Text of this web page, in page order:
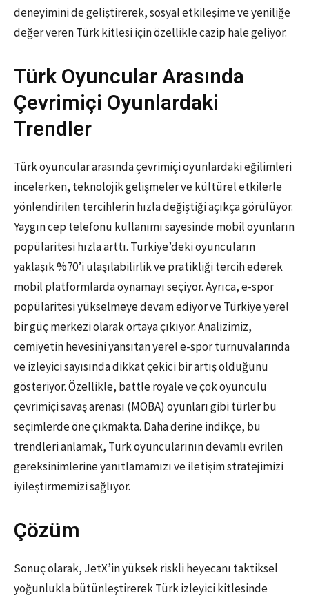
deneyimini de geliştirerek, sosyal etkileşime ve yeniliğe
değer veren Türk kitlesi için özellikle cazip hale geliyor.
Türk Oyuncular Arasında
Çevrimiçi Oyunlardaki
Trendler
Türk oyuncular arasında çevrimiçi oyunlardaki eğilimleri
incelerken, teknolojik gelişmeler ve kültürel etkilerle
yönlendirilen tercihlerin hızla değiştiği açıkça görülüyor.
Yaygın cep telefonu kullanımı sayesinde mobil oyunların
popülaritesi hızla arttı. Türkiye’deki oyuncuların
yaklaşık %70’i ulaşılabilirlik ve pratikliği tercih ederek
mobil platformlarda oynamayı seçiyor. Ayrıca, e-spor
popülaritesi yükselmeye devam ediyor ve Türkiye yerel
bir güç merkezi olarak ortaya çıkıyor. Analizimiz,
cemiyetin hevesini yansıtan yerel e-spor turnuvalarında
ve izleyici sayısında dikkat çekici bir artış olduğunu
gösteriyor. Özellikle, battle royale ve çok oyunculu
çevrimiçi savaş arenası (MOBA) oyunları gibi türler bu
seçimlerde öne çıkmakta. Daha derine indikçe, bu
trendleri anlamak, Türk oyuncularının devamlı evrilen
gereksinimlerine yanıtlamamızı ve iletişim stratejimizi
iyileştirmemizi sağlıyor.
Çözüm
Sonuç olarak, JetX’in yüksek riskli heyecanı taktiksel
yoğunlukla bütünleştirerek Türk izleyici kitlesinde